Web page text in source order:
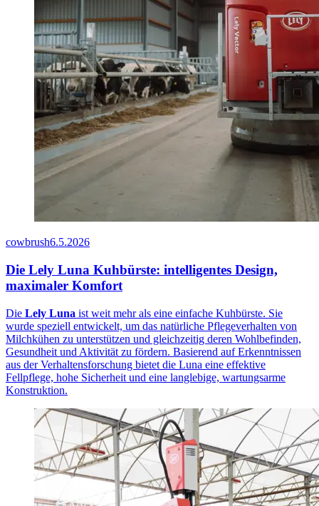
cowbrush6.5.2026
Die Lely Luna Kuhbürste: intelligentes Design,
maximaler Komfort
Die Lely Luna ist weit mehr als eine einfache Kuhbürste. Sie
wurde speziell entwickelt, um das natürliche Pflegeverhalten von
Milchkühen zu unterstützen und gleichzeitig deren Wohlbefinden,
Gesundheit und Aktivität zu fördern. Basierend auf Erkenntnissen
aus der Verhaltensforschung bietet die Luna eine effektive
Fellpflege, hohe Sicherheit und eine langlebige, wartungsarme
Konstruktion.